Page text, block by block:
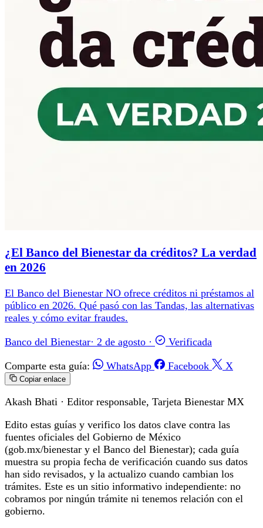
¿El Banco del Bienestar da créditos? La verdad
en 2026
El Banco del Bienestar NO ofrece créditos ni préstamos al
público en 2026. Qué pasó con las Tandas, las alternativas
reales y cómo evitar fraudes.
Banco del Bienestar· 2 de agosto · Verificada
Comparte esta guía: WhatsApp Facebook X
Copiar enlace
Akash Bhati · Editor responsable, Tarjeta Bienestar MX
Edito estas guías y verifico los datos clave contra las
fuentes oficiales del Gobierno de México
(gob.mx/bienestar y el Banco del Bienestar); cada guía
muestra su propia fecha de verificación cuando sus datos
han sido revisados, y la actualizo cuando cambian los
trámites. Este es un sitio informativo independiente: no
cobramos por ningún trámite ni tenemos relación con el
gobierno.